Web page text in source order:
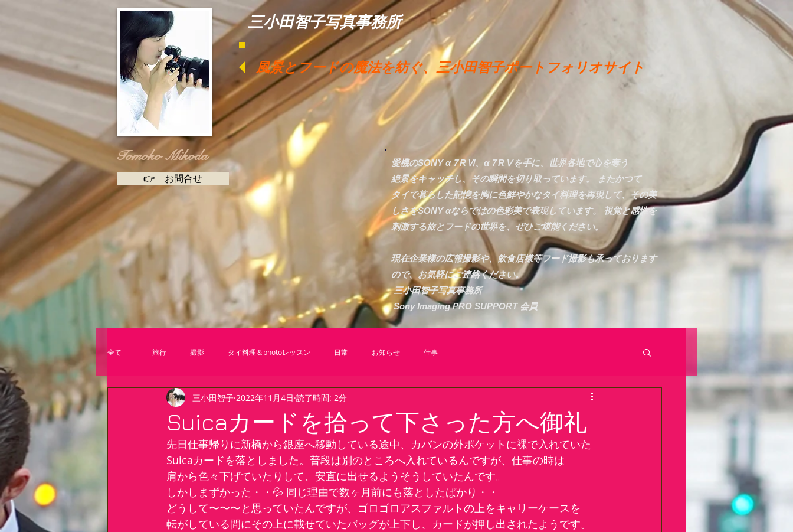
​三小田智子写真事務所
風景とフードの魔法を紡ぐ、三小田智子ポートフォリオサイト
​Tomoko Mikoda
👉 お問合せ
愛機のSONY α７RⅥ、α７RⅤを手に、世界各地で心を奪う
絶景をキャッチし、その瞬間を切り取っています。 またかつて
タイで暮らした記憶を胸に色鮮やかなタイ料理を再現して、その美
しさをSONY αならではの色彩美で表現しています。 視覚と感性を
刺激する旅とフードの世界を、ぜひご堪能ください。
現在企業様の広報撮影や、飲食店様等フード撮影も承っております
ので、お気軽にご連絡ください。
三小田智子写真事務所
​ Sony Imaging PRO SUPPORT 会員
全て 旅行 撮影 タイ料理＆photoレッスン 日常 お知らせ 仕事
Suicaカードを拾って下さった方へ御礼
三小田智子 2022年11月4日 読了時間: 2分
先日仕事帰りに新橋から銀座へ移動している途中、カバンの外ポケットに裸で入れていた
Suicaカードを落としました。普段は別のところへ入れているんですが、仕事の時は
肩から色々下げていたりして、安直に出せるようそうしていたんです。
しかしまずかった・・💦 同じ理由で数ヶ月前にも落としたばかり・・
どうして〜〜〜と思っていたんですが、ゴロゴロアスファルトの上をキャリーケースを
転がしている間にその上に載せていたバッグが上下し、カードが押し出されたようです。